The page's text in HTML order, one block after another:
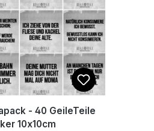
- 40 GeileTeile
10x10cm